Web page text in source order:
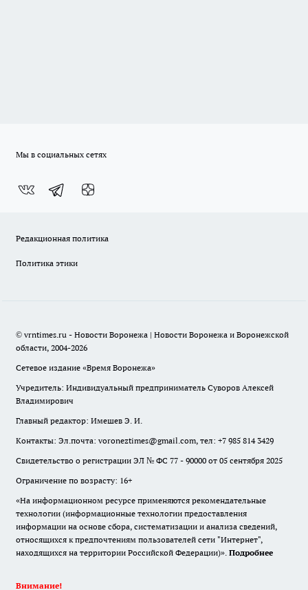
Мы в социальных сетях
Редакционная политика
Политика этики
© vrntimes.ru - Новости Воронежа | Новости Воронежа и Воронежской
области, 2004-2026
Сетевое издание «Время Воронежа»
Учредитель: Индивидуальный предприниматель Суворов Алексей
Владимирович
Главный редактор: Имешев Э. И.
Контакты: Эл.почта: voroneztimes@gmail.com, тел: +7 985 814 3429
Свидетельство о регистрации ЭЛ № ФС 77 - 90000 от 05 сентября 2025
Ограничение по возрасту: 16+
«На информационном ресурсе применяются рекомендательные
технологии (информационные технологии предоставления
информации на основе сбора, систематизации и анализа сведений,
относящихся к предпочтениям пользователей сети "Интернет",
находящихся на территории Российской Федерации)». Подробнее
Внимание!